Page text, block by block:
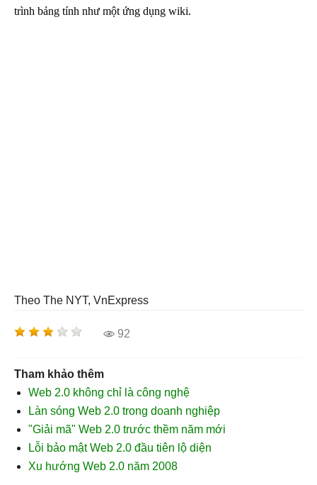
trình bảng tính như một ứng dụng wiki.
Theo The NYT, VnExpress
92
Tham khảo thêm
Web 2.0 không chỉ là công nghệ
Làn sóng Web 2.0 trong doanh nghiệp
"Giải mã" Web 2.0 trước thềm năm mới
Lỗi bảo mật Web 2.0 đầu tiên lộ diện
Xu hướng Web 2.0 năm 2008